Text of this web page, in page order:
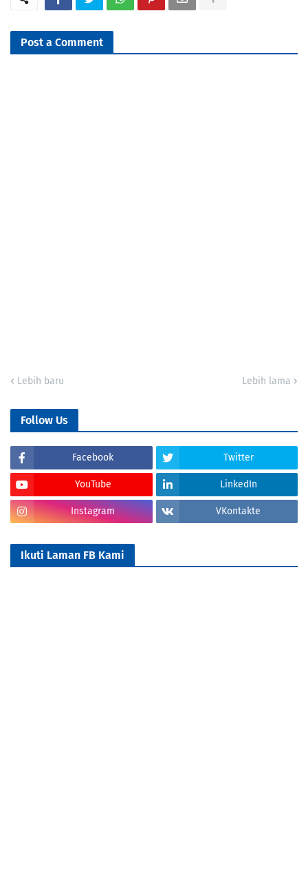
Post a Comment
Lebih baru Lebih lama
Follow Us
Facebook Twitter
YouTube LinkedIn
Instagram VKontakte
Ikuti Laman FB Kami